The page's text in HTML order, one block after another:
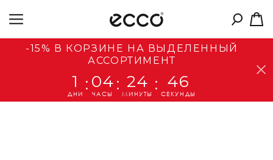
-15% В КОРЗИНЕ НА ВЫДЕЛЕННЫЙ
АССОРТИМЕНТ
1
ДНИ
: 04
ЧАСЫ
: 24
МИНУТЫ
: 45
СЕКУНДЫ